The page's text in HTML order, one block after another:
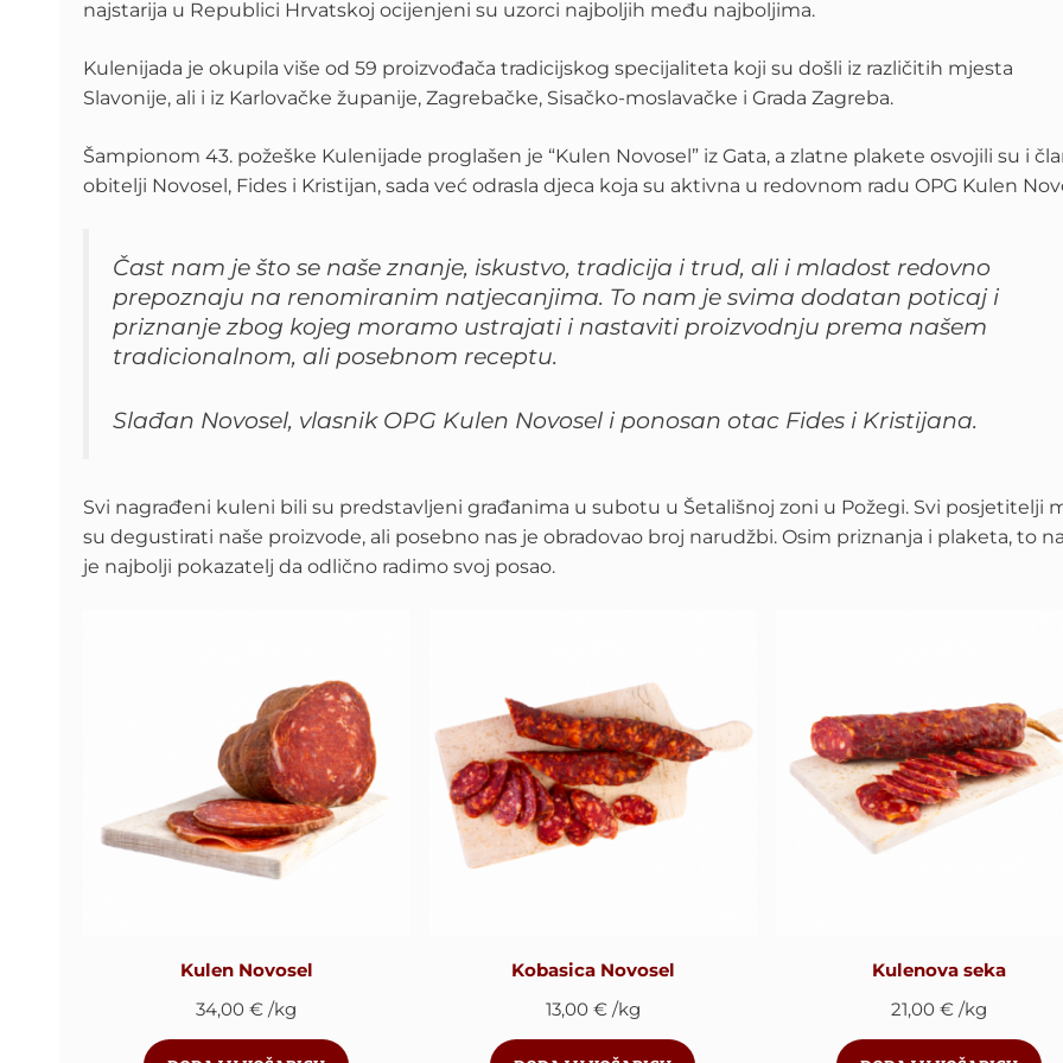
najstarija u Republici Hrvatskoj ocijenjeni su uzorci najboljih među najboljima.
Kulenijada je okupila više od 59 proizvođača tradicijskog specijaliteta koji su došli iz različitih mjesta
Slavonije, ali i iz Karlovačke županije, Zagrebačke, Sisačko-moslavačke i Grada Zagreba.
Šampionom 43. požeške Kulenijade proglašen je “Kulen Novosel” iz Gata, a zlatne plakete osvojili su i
obitelji Novosel, Fides i Kristijan, sada već odrasla djeca koja su aktivna u redovnom radu OPG Kulen
Čast nam je što se naše znanje, iskustvo, tradicija i trud, ali i mladost redovno
prepoznaju na renomiranim natjecanjima. To nam je svima dodatan poticaj i
priznanje zbog kojeg moramo ustrajati i nastaviti proizvodnju prema našem
tradicionalnom, ali posebnom receptu.
Slađan Novosel, vlasnik OPG Kulen Novosel i ponosan otac Fides i Kristijana.
Svi nagrađeni kuleni bili su predstavljeni građanima u subotu u Šetališnoj zoni u Požegi. Svi posjetitelji
su degustirati naše proizvode, ali posebno nas je obradovao broj narudžbi. Osim priznanja i plaketa, to
je najbolji pokazatelj da odlično radimo svoj posao.
Kulen Novosel
34,00€ /kg
Kobasica Novosel
13,00 €/kg
Kulenova seka
21,00€ /kg